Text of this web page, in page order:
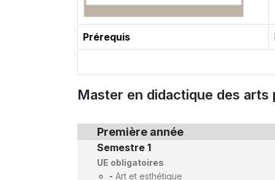
Prérequis
Master en didactique des arts
Première année
Semestre 1
UE obligatoires
- Art et esthétique